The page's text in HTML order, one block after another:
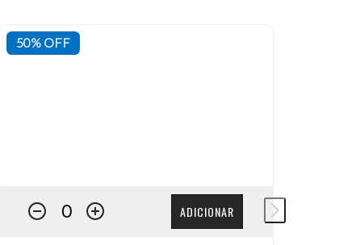
50% OFF
ADICIONAR